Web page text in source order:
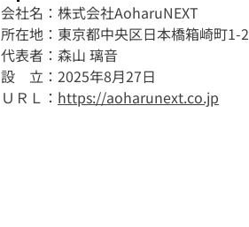
会社名：株式会社AoharuNEXT
所在地：東京都中央区日本橋箱崎町1-2
代表者：森山 璃音
設　立：2025年8月27日
ＵＲＬ： https://aoharunext.co.jp